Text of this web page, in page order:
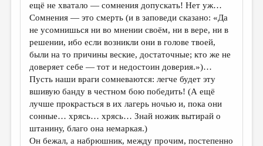
ещё не хватало — сомнения допускать! Нет уж…
Сомнения — это смерть (и в заповеди сказано: «Да
не усомнишься ни во мнении своём, ни в вере, ни в
решении, ибо если возникли они в голове твоей,
были на то причины веские, достаточные; кто же не
доверяет себе — тот и недостоин доверия.»)…
Пусть наши враги сомневаются: легче будет эту
вшивую банду в честном бою победить! (А ещё
лучше прокрасться в их лагерь ночью и, пока они
сонные… хрясь… хрясь… Знай ножик вытирай о
штанину, благо она немаркая.)
Он бежал, а набрюшник, между прочим, постепенно